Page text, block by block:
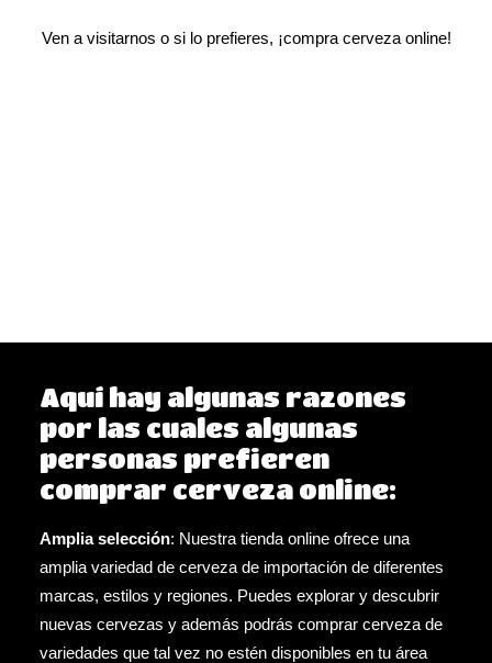
Ven a visitarnos o si lo prefieres, ¡compra cerveza online!
Aquí hay algunas razones
por las cuales algunas
personas prefieren
comprar cerveza online:
Amplia selección: Nuestra tienda online ofrece una
amplia variedad de cerveza de importación de diferentes
marcas, estilos y regiones. Puedes explorar y descubrir
nuevas cervezas y además podrás comprar cerveza de
variedades que tal vez no estén disponibles en tu área